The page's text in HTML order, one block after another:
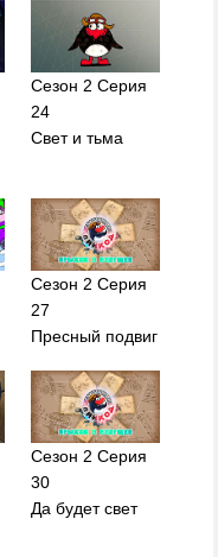
Сезон 2 Серия
24
Свет и тьма
Сезон 2 Серия
27
Пресный подвиг
Сезон 2 Серия
30
Да будет свет